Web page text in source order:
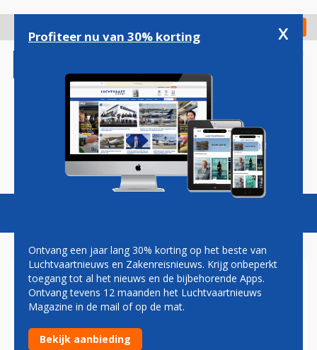
gaan
Check in
Magazine Podcasts Vacatures
SINT MAARTEN WEERT
VLUCHTEN EN
CRUISESCHEPEN
Profiteer nu van 30% korting x
Ontvang een jaar lang 30% korting op het beste van
Luchtvaartnieuws en Zakenreisnieuws. Krijg onbeperkt
toegang tot al het nieuws en de bijbehorende Apps.
Ontvang tevens 12 maanden het Luchtvaartnieuws
Magazine in de mail of op de mat.
Bekijk aanbieding